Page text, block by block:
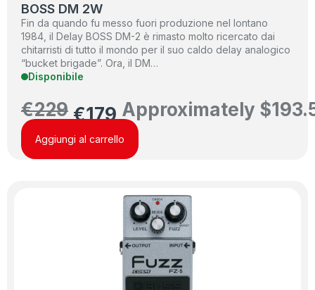
BOSS DM 2W
Fin da quando fu messo fuori produzione nel lontano
1984, il Delay BOSS DM-2 è rimasto molto ricercato dai
chitarristi di tutto il mondo per il suo caldo delay analogico
“bucket brigade”. Ora, il DM…
Disponibile
€229 €179 Approximately $
Aggiungi al carrello